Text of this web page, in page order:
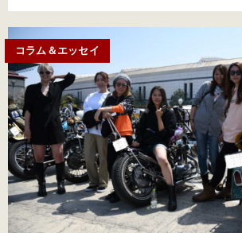
れ、その規模は国内最大級。…
コラム＆エッセイ